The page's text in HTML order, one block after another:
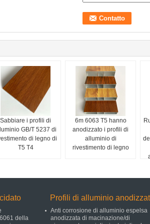
Sabbiare i profili di
GB/T 5237 di
di legno di
T5 T4
6m 6063 T5 hanno
anodizzato i profili di
alluminio di
rivestimento di legno
della
Profili di alluminio
Anti corrosione di alluminio espelsa
anodizzata di macinazione/di